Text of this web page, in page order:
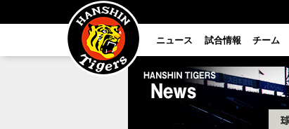
ニュース 試合情報 チーム